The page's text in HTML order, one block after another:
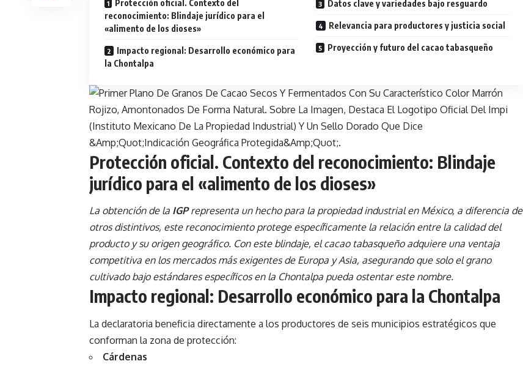
Protección oficial. Contexto del
reconocimiento: Blindaje jurídico para el
«alimento de los dioses»
Impacto regional: Desarrollo económico para
la Chontalpa
Datos clave y variedades bajo resguardo
Relevancia para productores y justicia social
Proyección y futuro del cacao tabasqueño
Protección oficial. Contexto del reconocimiento: Blindaje
jurídico para el «alimento de los dioses»
La obtención de la IGPrepresenta un hecho para la propiedad industrial en México, a diferencia de
otros distintivos, este reconocimiento protege específicamente la relación entre la calidad del
producto y su origen geográfico. Con este blindaje, el cacao tabasqueño adquiere una ventaja
competitiva en los mercados más exigentes de Europa y Asia, asegurando que solo el grano
cultivado bajo estándares específicos en la Chontalpa pueda ostentar este nombre.
Impacto regional: Desarrollo económico para la Chontalpa
La declaratoria beneficia directamente a los productores de seis municipios estratégicos que
conforman la zona de protección:
Cárdenas